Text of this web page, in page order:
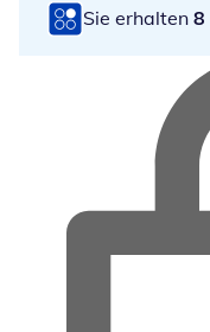
Sie erhalten 8